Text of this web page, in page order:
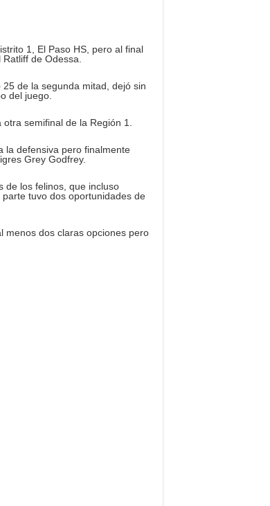
1, El Paso HS, pero al final
de Odessa.
de la segunda mitad, dejó sin
del juego.
semifinal de la Región 1.
la defensiva pero finalmente
Grey Godfrey.
de los felinos, que incluso
tuvo dos oportunidades de
menos dos claras opciones pero